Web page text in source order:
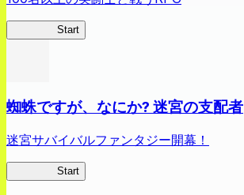
Start
蜘蛛ですが、なにか? 迷宮の支配者
迷宮サバイバルファンタジー開幕！
Start